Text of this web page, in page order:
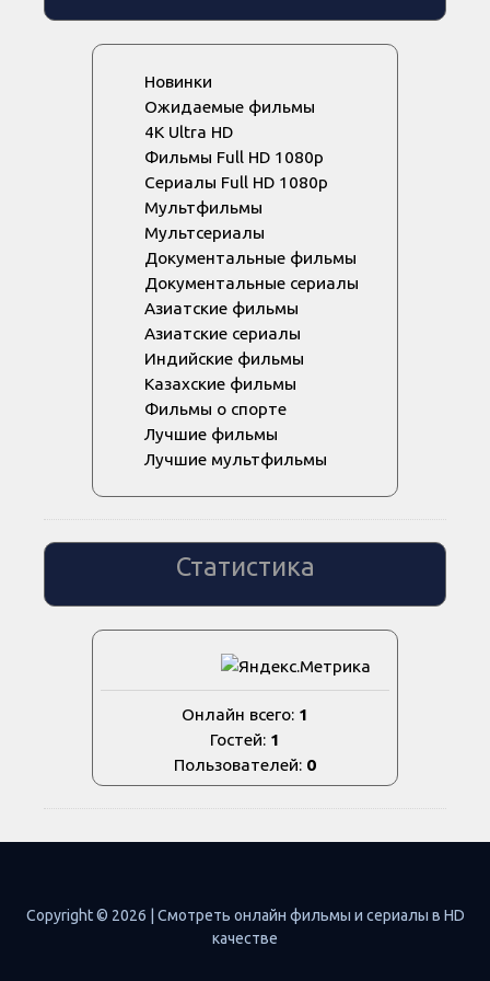
Новинки
Ожидаемые фильмы
4K Ultra HD
Фильмы Full HD 1080p
Сериалы Full HD 1080p
Мультфильмы
Мультсериалы
Документальные фильмы
Документальные сериалы
Азиатские фильмы
Азиатские сериалы
Индийские фильмы
Казахские фильмы
Фильмы о спорте
Лучшие фильмы
Лучшие мультфильмы
Статистика
Онлайн всего: 1
Гостей: 1
Пользователей: 0
Copyright © 2026 | Смотреть онлайн фильмы и сериалы в HD
качестве